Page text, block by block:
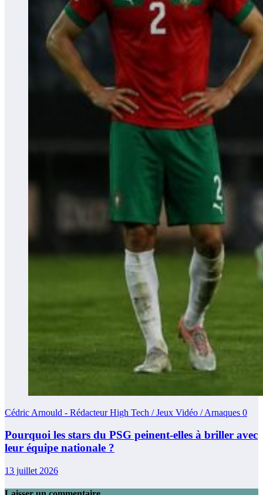
Cédric Arnould - Rédacteur High Tech / Jeux Vidéo / Arnaques 0
Pourquoi les stars du PSG peinent-elles à briller avec
leur équipe nationale ?
13 juillet 2026